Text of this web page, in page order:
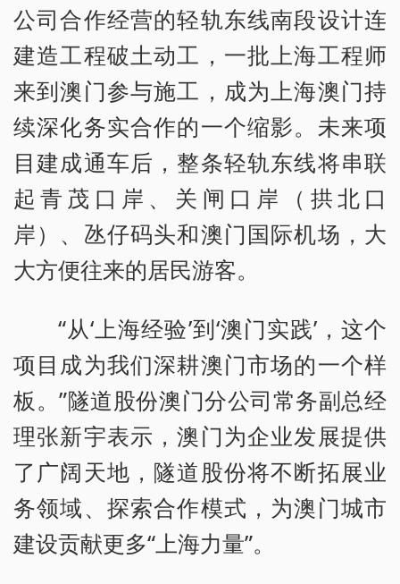
公司合作经营的轻轨东线南段设计连
建造工程破土动工，一批上海工程师
来到澳门参与施工，成为上海澳门持
续深化务实合作的一个缩影。未来项
目建成通车后，整条轻轨东线将串联
起青茂口岸、关闸口岸（拱北口
岸）、氹仔码头和澳门国际机场，大
大方便往来的居民游客。
“从‘上海经验’到‘澳门实践’，这个
项目成为我们深耕澳门市场的一个样
板。”隧道股份澳门分公司常务副总经
理张新宇表示，澳门为企业发展提供
了广阔天地，隧道股份将不断拓展业
务领域、探索合作模式，为澳门城市
建设贡献更多“上海力量”。